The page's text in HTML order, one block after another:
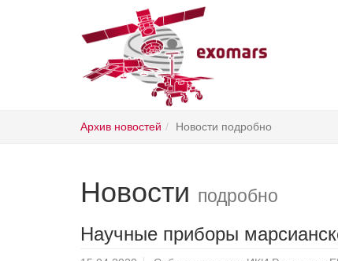
Архив новостей Новости подробно
Новости подробно
Научные приборы